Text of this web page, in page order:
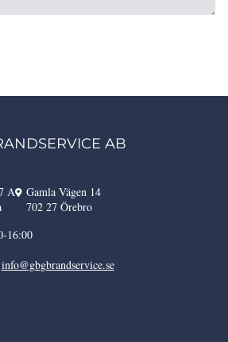
AB
A
Gamla Vägen 14
702 27 Örebro
16:00
info@gbgbrandservice.se